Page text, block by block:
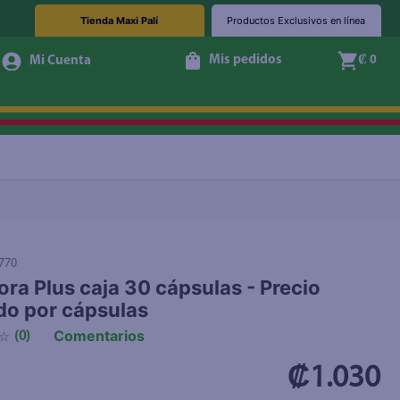
Tienda Maxi Palí Productos Exclusivos en línea
Mis pedidos ₡ 0
Plus caja 30 cápsulas - Precio
por cápsulas
☆ (0) Comentarios
₡1.030